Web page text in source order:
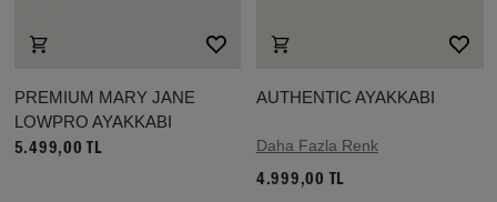
PREMIUM MARY JANE
LOWPRO AYAKKABI
5.499,00 TL
AUTHENTIC AYAKKABI
Daha Fazla Renk
4.999,00 TL